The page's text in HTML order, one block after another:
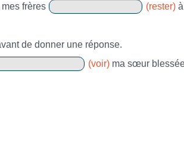
frères (rester)à
de donner une réponse.
(voir)ma sœur